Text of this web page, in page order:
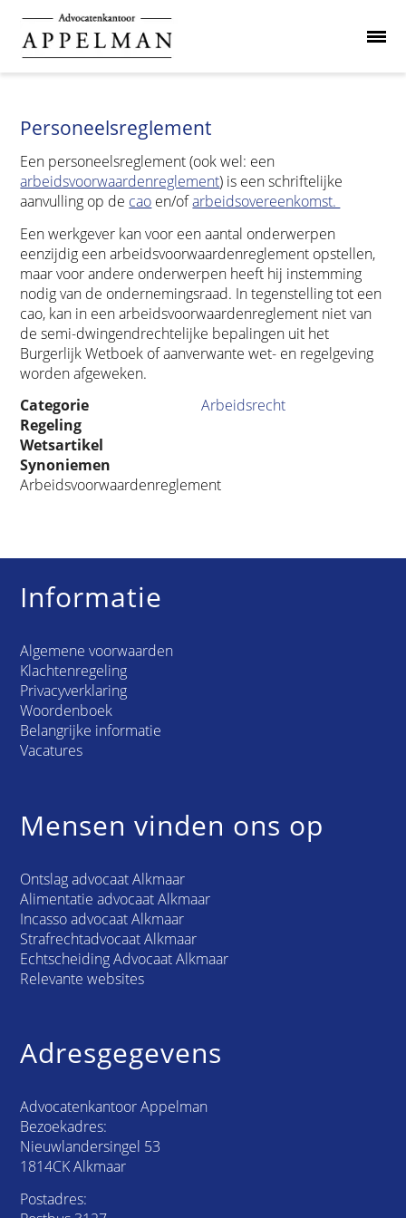
Personeelsreglement
Een personeelsreglement (ook wel: een
arbeidsvoorwaardenreglement) is een schriftelijke
aanvulling op de cao en/ofarbeidsovereenkomst.
Een werkgever kan voor een aantal onderwerpen
eenzijdig een arbeidsvoorwaardenreglement opstellen,
maar voor andere onderwerpen heeft hij instemming
nodig van de ondernemingsraad. In tegenstelling tot een
cao, kan in een arbeidsvoorwaardenreglement niet van
de semi-dwingendrechtelijke bepalingen uit het
Burgerlijk Wetboek of aanverwante wet- en regelgeving
worden afgeweken.
Categorie
Arbeidsrecht
Regeling
Wetsartikel
Synoniemen
Arbeidsvoorwaardenreglement
Informatie
Algemene voorwaarden
Klachtenregeling
Privacyverklaring
Woordenboek
Belangrijke informatie
Vacatures
Mensen vinden ons op
Ontslag advocaat Alkmaar
Alimentatie advocaat Alkmaar
Incasso advocaat Alkmaar
Strafrechtadvocaat Alkmaar
Echtscheiding Advocaat Alkmaar
Relevante websites
Adresgegevens
Advocatenkantoor Appelman
Bezoekadres:
Nieuwlandersingel 53
1814CK Alkmaar
Postadres: